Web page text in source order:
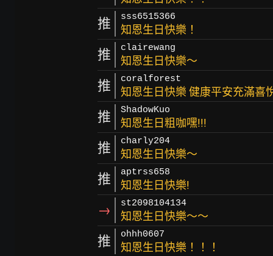
推 sss6515366
知恩生日快樂！
推 clairewang
知恩生日快樂～
推 coralforest
知恩生日快樂 健康平安充滿喜
推 ShadowKuo
知恩生日粗咖嘿!!!
推 charly204
知恩生日快樂～
推 aptrss658
知恩生日快樂!
→ st2098104134
知恩生日快樂～～
推 ohhh0607
知恩生日快樂！！！